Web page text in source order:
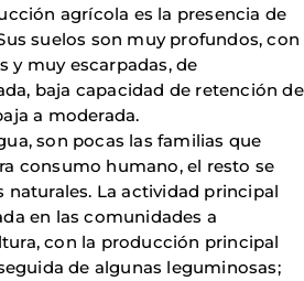
agrícola es la presencia de
suelos son muy profundos, con
y muy escarpadas, de
baja capacidad de retención de
a moderada.
son pocas las familias que
consumo humano, el resto se
naturales. La actividad principal
en las comunidades a
con la producción principal
de algunas leguminosas;